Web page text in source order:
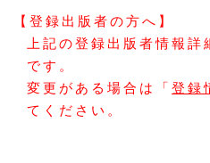
【登録出版者の方へ】
上記の登録出版者情報詳
です。
変更がある場合は「 登録
てください。